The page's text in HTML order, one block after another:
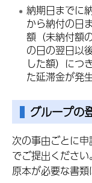
納期日までに
から納付の日
額（未納付額
の日の翌日以
した額）につ
た延滞金が発
グループの
次の事由ごとに
でご提出ください。
原本が必要な書